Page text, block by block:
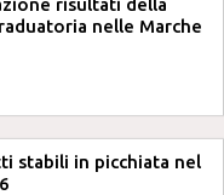
risultati della
nelle Marche
stabili in picchiata nel